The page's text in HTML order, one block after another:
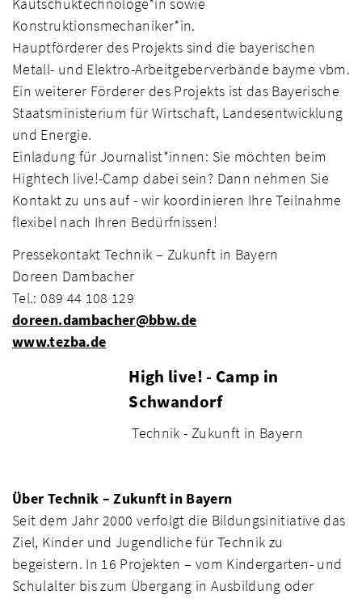
Konstruktionsmechaniker*in.
Hauptförderer des Projekts sind die bayerischen
Metall- und Elektro-Arbeitgeberverbände bayme vbm.
Ein weiterer Förderer des Projekts ist das Bayerische
Staatsministerium für Wirtschaft, Landesentwicklung
und Energie.
Einladung für Journalist*innen: Sie möchten beim
Hightech live!-Camp dabei sein? Dann nehmen Sie
Kontakt zu uns auf - wir koordinieren Ihre Teilnahme
flexibel nach Ihren Bedürfnissen!
Pressekontakt Technik – Zukunft in Bayern
Doreen Dambacher
Tel.: 089 44 108 129
doreen.dambacher@bbw.de
www.tezba.de
High live! - Camp in
Schwandorf
Technik - Zukunft in Bayern
Über Technik – Zukunft in Bayern
Seit dem Jahr 2000 verfolgt die Bildungsinitiative das
Ziel, Kinder und Jugendliche für Technik zu
begeistern. In 16 Projekten – vom Kindergarten- und
Schulalter bis zum Übergang in Ausbildung oder